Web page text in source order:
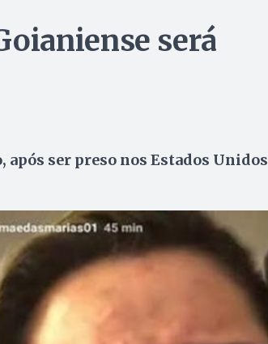
será
após ser preso nos Estados Unidos